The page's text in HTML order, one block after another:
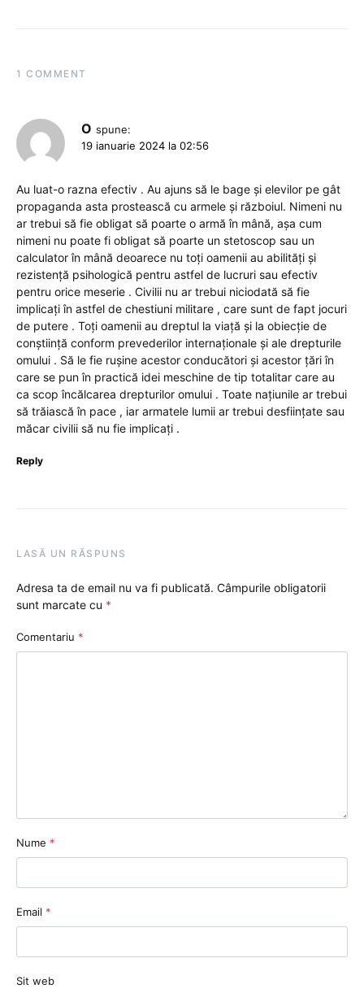
1 COMMENT
O spune:
19 ianuarie 2024 la 02:56
Au luat-o razna efectiv . Au ajuns să le bage și elevilor pe gât
propaganda asta prostească cu armele și războiul. Nimeni nu
ar trebui să fie obligat să poarte o armă în mână, așa cum
nimeni nu poate fi obligat să poarte un stetoscop sau un
calculator în mână deoarece nu toți oamenii au abilități și
rezistență psihologică pentru astfel de lucruri sau efectiv
pentru orice meserie . Civilii nu ar trebui niciodată să fie
implicați în astfel de chestiuni militare , care sunt de fapt jocuri
de putere . Toți oamenii au dreptul la viață și la obiecție de
conștiință conform prevederilor internaționale și ale drepturile
omului . Să le fie rușine acestor conducători și acestor țări în
care se pun în practică idei meschine de tip totalitar care au
ca scop încălcarea drepturilor omului . Toate națiunile ar trebui
să trăiască în pace , iar armatele lumii ar trebui desființate sau
măcar civilii să nu fie implicați .
Reply
LASĂ UN RĂSPUNS
Adresa ta de email nu va fi publicată. Câmpurile obligatorii
sunt marcate cu *
Comentariu *
Nume *
Email *
Sit web